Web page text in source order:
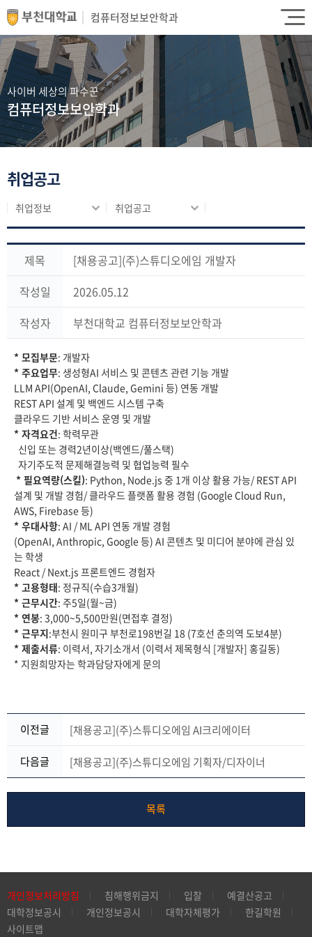
컴퓨터정보보안학과
사이버 세상의 파수꾼
컴퓨터정보보안학과
취업공고
취업정보 취업공고
제목
[채용공고](주)스튜디오에임 개발자
작성일
2026.05.12
작성자
부천대학교 컴퓨터정보보안학과
* 모집부문: 개발자
* 주요업무: 생성형AI 서비스 및 콘텐츠 관련 기능 개발
LLM API(OpenAI, Claude, Gemini 등) 연동 개발
REST API 설계 및 백엔드 시스템 구축
클라우드 기반 서비스 운영 및 개발
* 자격요건: 학력무관
신입 또는 경력2년이상(백엔드/풀스택)
자기주도적 문제해결능력 및 협업능력 필수
* 필요역량(스킬): Python, Node.js 중 1개 이상 활용 가능/ REST API
설계 및 개발 경험/ 클라우드 플랫폼 활용 경험 (Google Cloud Run,
AWS, Firebase 등)
* 우대사항: AI / ML API 연동 개발 경험
(OpenAI, Anthropic, Google 등) AI 콘텐츠 및 미디어 분야에 관심 있
는 학생
React / Next.js 프론트엔드 경험자
* 고용형태: 정규직(수습3개월)
* 근무시간: 주5일(월~금)
* 연봉: 3,000~5,500만원(면접후 결정)
* 근무지:부천시 원미구 부천로198번길 18 (7호선 춘의역 도보4분)
* 제출서류: 이력서, 자기소개서 (이력서 제목형식 [개발자] 홍길동)
* 지원희망자는 학과담당자에게 문의
이전글 [채용공고](주)스튜디오에임 AI크리에이터
다음글 [채용공고](주)스튜디오에임 기획자/디자이너
목록
개인정보처리방침 침해행위금지 입찰
예결산공고
대학정보공시
개인정보공시 대학자체평가
한길학원
사이트맵